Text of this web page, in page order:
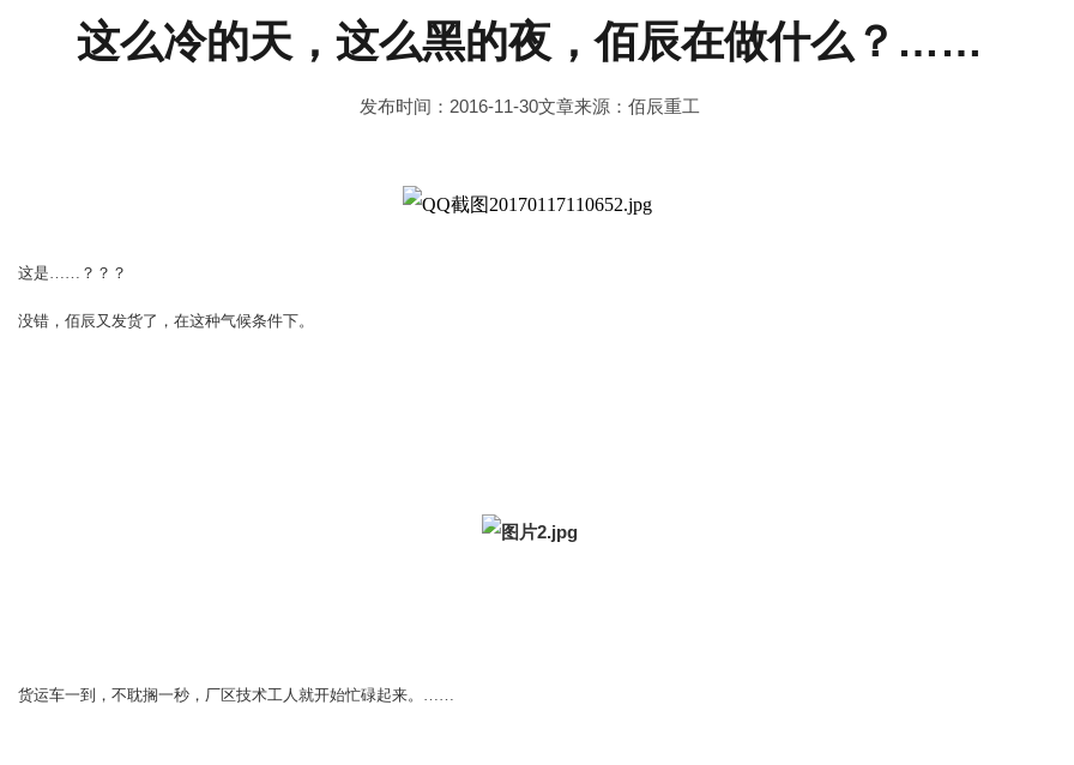
这么冷的天，这么黑的夜，佰辰在做什么？……
发布时间：2016-11-30文章来源：佰辰重工
这是……？？？
没错，佰辰又发货了，在这种气候条件下。
货运车一到，不耽搁一秒，厂区技术工人就开始忙碌起来。……